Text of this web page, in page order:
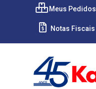
Meus Pedidos
Notas Fiscais